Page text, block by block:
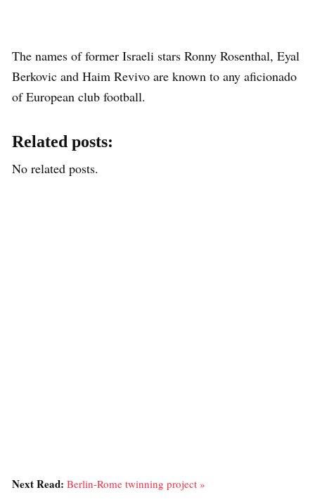
The names of former Israeli stars Ronny Rosenthal, Eyal
Berkovic and Haim Revivo are known to any aficionado
of European club football.
Related posts:
No related posts.
Next Read: Berlin-Rome twinning project »